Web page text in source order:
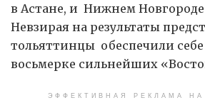
в Астане, и Нижнем
Невзирая на результаты
тольяттинцы обеспечили себе
восьмерке сильнейших
ЭФФЕКТИВНАЯ РЕКЛАМА НА